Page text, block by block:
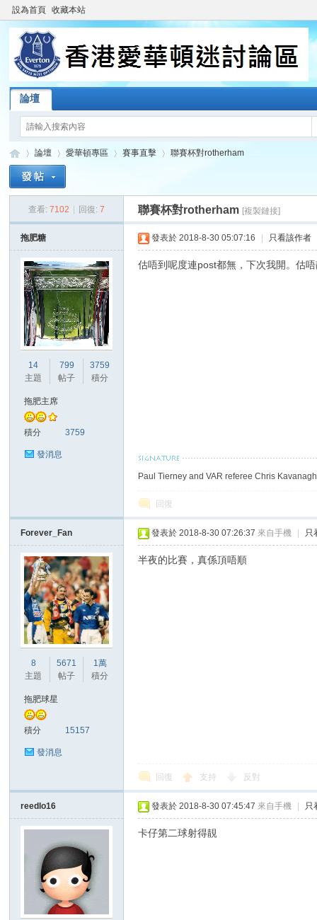
設為首頁 收藏本站
論壇
論壇
›
愛華頓專區 賽事直擊
›
聯賽杯對rotherham
查看: 7102 回復: 7 聯賽杯對rotherham [複製鏈接]
拖肥糖
14
主題
799
帖子
3759
積分
拖肥主席
積分 3759
發消息
發表於 2018-8-30 05:07:16 只看該作者
估唔到呢度連post都無，下次我開。估
Paul Tierney and VAR referee Chris
回復
Forever_Fan
8
主題
5671
帖子
1萬
積分
拖肥球星
積分 15157
發消息
發表於 2018-8-30 07:26:37 來自手機 只
半夜的比賽，真係頂唔順
回復 支持 反對
reedlo16 發表於 2018-8-30 07:45:47 來自手機 只
卡仔第二球射得靚